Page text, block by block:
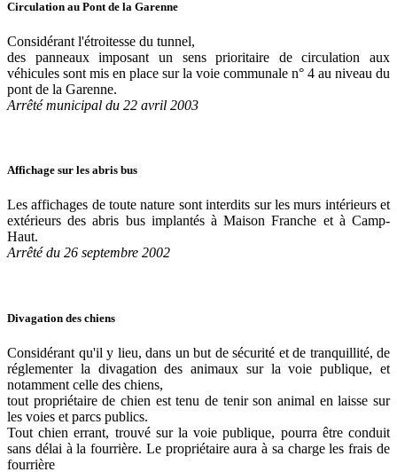
Circulation au Pont de la Garenne
Considérant l'étroitesse du tunnel,
des panneaux imposant un sens prioritaire de circulation aux
véhicules sont mis en place sur la voie communale n° 4 au niveau du
pont de la Garenne.
Arrêté municipal du 22 avril 2003
Affichage sur les abris bus
Les affichages de toute nature sont interdits sur les murs intérieurs et
extérieurs des abris bus implantés à Maison Franche et à Camp-
Haut.
Arrêté du 26 septembre 2002
Divagation des chiens
Considérant qu'il y lieu, dans un but de sécurité et de tranquillité, de
réglementer la divagation des animaux sur la voie publique, et
notamment celle des chiens,
tout propriétaire de chien est tenu de tenir son animal en laisse sur
les voies et parcs publics.
Tout chien errant, trouvé sur la voie publique, pourra être conduit
sans délai à la fourrière. Le propriétaire aura à sa charge les frais de
fourrière